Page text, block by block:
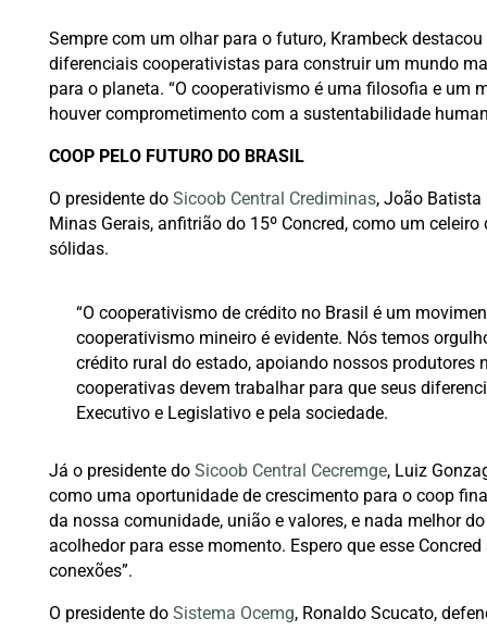
Sempre com um olhar para o futuro, Krambeck
diferenciais cooperativistas para construir um mundo
para o planeta. “O cooperativismo é uma filosofia e um
houver comprometimento com a sustentabilidade
COOP PELO FUTURO DO BRASIL
O presidente do Sicoob Central Crediminas, João Batista
Minas Gerais, anfitrião do 15º Concred, como um
sólidas.
“O cooperativismo de crédito no Brasil é um
cooperativismo mineiro é evidente. Nós temos
crédito rural do estado, apoiando nossos produtores
cooperativas devem trabalhar para que seus
Executivo e Legislativo e pela sociedade.
Já o presidente do Sicoob Central Cecremge, Luiz
como uma oportunidade de crescimento para o coop
da nossa comunidade, união e valores, e nada melhor
acolhedor para esse momento. Espero que esse
conexões”.
O presidente do Sistema Ocemg, Ronaldo Scucato,